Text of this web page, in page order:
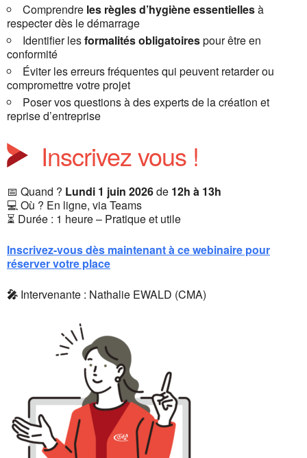
Comprendre les règles d’hygiène essentiellesà
respecter dès le démarrage
Identifier lesformalités obligatoirespour être en
conformité
Éviter les erreurs fréquentes qui peuvent retarder ou
compromettre votre projet
Poser vos questions à des experts de la création et
reprise d’entreprise
Inscrivez vous !
📅 Quand ? Lundi 1 juin 2026de 12h à 13h
💻 Où ? En ligne, via Teams
⏳ Durée : 1 heure – Pratique et utile
Inscrivez-vous dès maintenant à ce webinaire pour
réserver votre place
🎤 Intervenante : Nathalie EWALD (CMA)